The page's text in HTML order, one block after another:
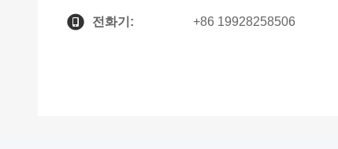
전화기: +86 19928258506